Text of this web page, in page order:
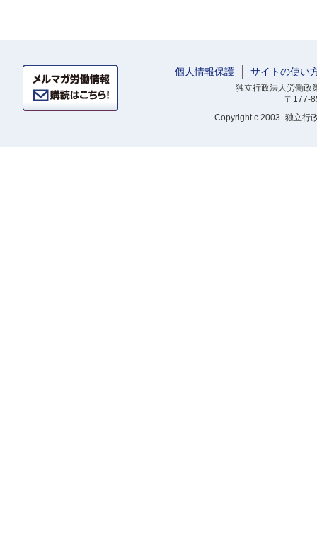
個人情報保護 サイトの使い
独立行政法人労働
〒177-
Copyrightc 2003- 独立行